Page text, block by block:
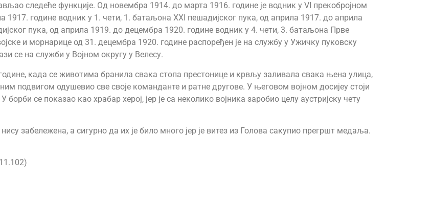
следеће функције. Од новембра 1914. до марта 1916. године је водник у VI прекобројном
1917. године водник у 1. чети, 1. батаљона XXI пешадијског пука, од априла 1917. до априла
пука, од априла 1919. до децембра 1920. године водник у 4. чети, 3. батаљона Прве
и морнарице од 31. децембра 1920. године распоређен је на службу у Ужичку пуковску
се на служби у Војном округу у Велесу.
када се животима бранила свака стопа престонице и крвљу заливала свака њена улица,
подвигом одушевио све своје команданте и ратне другове. У његовом војном досијеу стоји
се показао као храбар херој, јер је са неколико војника заробио целу аустријску чету
забележена, а сигурно да их је било много јер је витез из Голова сакупио прегршт медаља.